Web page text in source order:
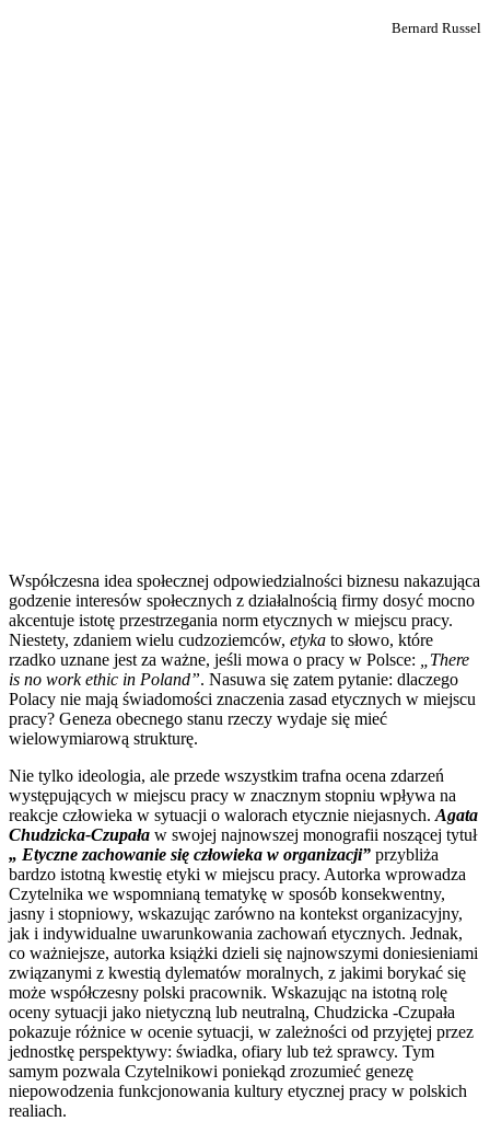
Bernard Russel
Współczesna idea społecznej odpowiedzialności biznesu nakazująca
godzenie interesów społecznych z działalnością firmy dosyć mocno
akcentuje istotę przestrzegania norm etycznych w miejscu pracy.
Niestety, zdaniem wielu cudzoziemców, etyka to słowo, które
rzadko uznane jest za ważne, jeśli mowa o pracy w Polsce:
„There
is no work ethic in Poland”. Nasuwa się zatem pytanie: dlaczego
Polacy nie mają świadomości znaczenia zasad etycznych w miejscu
pracy? Geneza obecnego stanu rzeczy wydaje się mieć
wielowymiarową strukturę.
Nie tylko ideologia, ale przede wszystkim trafna ocena zdarzeń
występujących w miejscu pracy w znacznym stopniu wpływa na
reakcje człowieka w sytuacji o walorach etycznie niejasnych. Agata
Chudzicka-Czupała w swojej najnowszej monografii noszącej tytuł
„ Etyczne zachowanie się człowieka w organizacji” przybliża
bardzo istotną kwestię etyki w miejscu pracy. Autorka wprowadza
Czytelnika we wspomnianą tematykę w sposób konsekwentny,
jasny i stopniowy, wskazując zarówno na kontekst organizacyjny,
jak i indywidualne uwarunkowania zachowań etycznych. Jednak,
co ważniejsze, autorka książki dzieli się najnowszymi doniesieniami
związanymi z kwestią dylematów moralnych, z jakimi borykać się
może współczesny polski pracownik. Wskazując na istotną rolę
oceny sytuacji jako nietyczną lub neutralną, Chudzicka -Czupała
pokazuje różnice w ocenie sytuacji, w zależności od przyjętej przez
jednostkę perspektywy: świadka, ofiary lub też sprawcy. Tym
samym pozwala Czytelnikowi poniekąd zrozumieć genezę
niepowodzenia funkcjonowania kultury etycznej pracy w polskich
realiach.